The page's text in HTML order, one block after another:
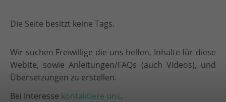
Die Seite besitzt keine Tags.
Wir suchen Freiwillige die uns helfen, Inhalte für diese
Webite, sowie Anleitungen/FAQs (auch Videos), und
Übersetzungen zu erstellen.
Bei Interesse kontaktiere uns.